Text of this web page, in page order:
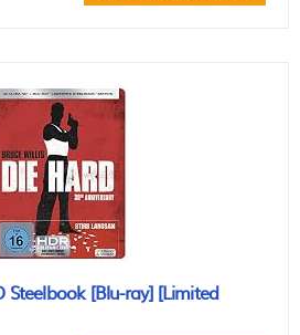
Steelbook [Blu-ray] [Limited